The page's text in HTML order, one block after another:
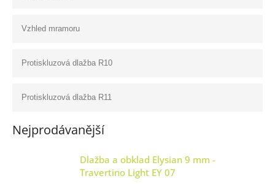
Vzhled mramoru
Protiskluzová dlažba R10
Protiskluzová dlažba R11
Nejprodávanější
Dlažba a obklad Elysian 9 mm -
Travertino Light EY 07